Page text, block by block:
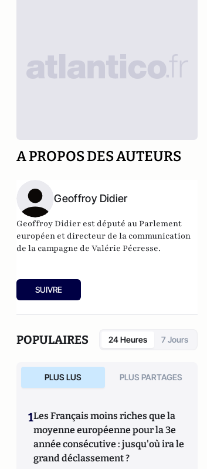
A PROPOS DES AUTEURS
Geoffroy Didier
Geoffroy Didier est député au Parlement
européen et directeur de la communication
de la campagne de Valérie Pécresse.
SUIVRE
POPULAIRES 24 Heures 7 Jours
PLUS LUS PLUS PARTAGES
1Les Français moins riches que la
moyenne européenne pour la 3e
année consécutive : jusqu'où ira le
grand déclassement ?